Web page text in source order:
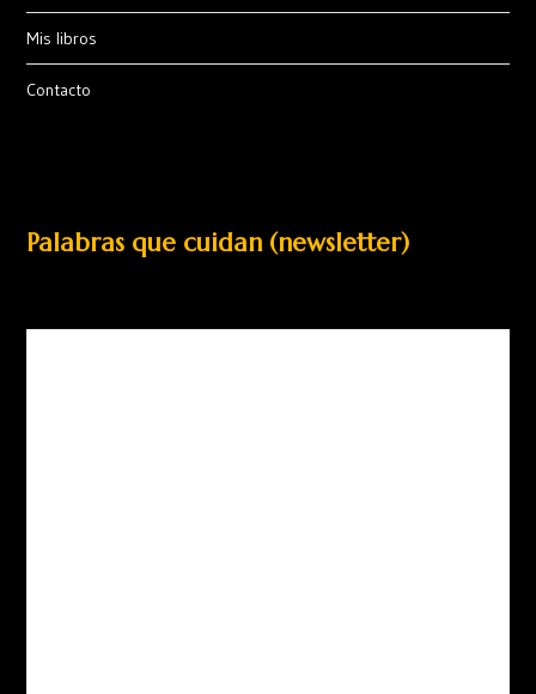
Mis libros
Contacto
Palabras que cuidan (newsletter)